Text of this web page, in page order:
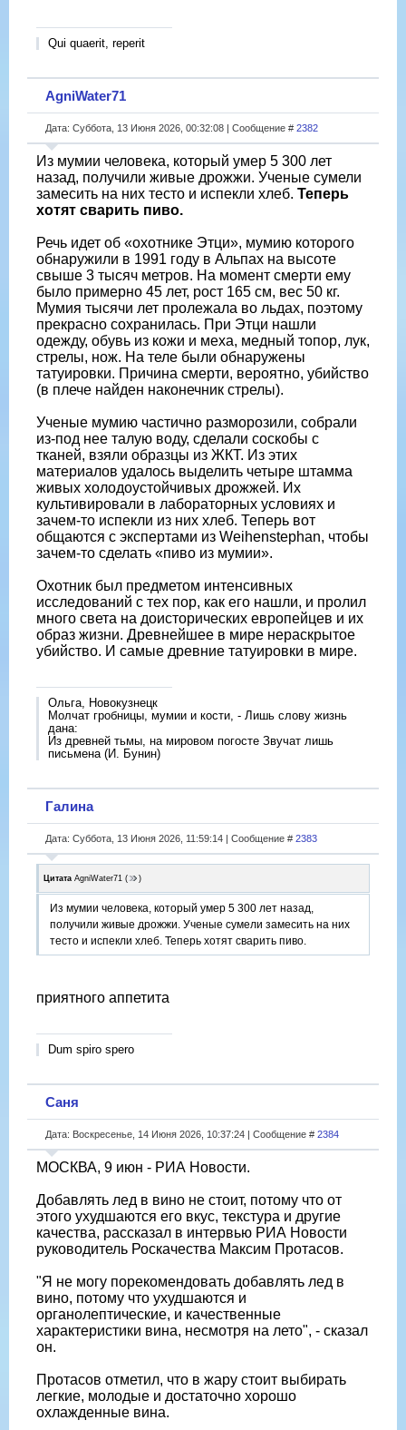
Qui quaerit, reperit
AgniWater71
Дата: Суббота, 13 Июня 2026, 00:32:08 | Сообщение # 2382
Из мумии человека, который умер 5 300 лет
назад, получили живые дрожжи. Ученые сумели
замесить на них тесто и испекли хлеб. Теперь
хотят сварить пиво.
Речь идет об «охотнике Этци», мумию которого
обнаружили в 1991 году в Альпах на высоте
свыше 3 тысяч метров. На момент смерти ему
было примерно 45 лет, рост 165 см, вес 50 кг.
Мумия тысячи лет пролежала во льдах, поэтому
прекрасно сохранилась. При Этци нашли
одежду, обувь из кожи и меха, медный топор, лук,
стрелы, нож. На теле были обнаружены
татуировки. Причина смерти, вероятно, убийство
(в плече найден наконечник стрелы).
Ученые мумию частично разморозили, собрали
из-под нее талую воду, сделали соскобы с
тканей, взяли образцы из ЖКТ. Из этих
материалов удалось выделить четыре штамма
живых холодоустойчивых дрожжей. Их
культивировали в лабораторных условиях и
зачем-то испекли из них хлеб. Теперь вот
общаются с экспертами из Weihenstephan, чтобы
зачем-то сделать «пиво из мумии».
Охотник был предметом интенсивных
исследований с тех пор, как его нашли, и пролил
много света на доисторических европейцев и их
образ жизни. Древнейшее в мире нераскрытое
убийство. И самые древние татуировки в мире.
Ольга, Новокузнецк
Молчат гробницы, мумии и кости, - Лишь слову жизнь
дана:
Из древней тьмы, на мировом погосте Звучат лишь
письмена (И. Бунин)
Галина
Дата: Суббота, 13 Июня 2026, 11:59:14 | Сообщение # 2383
Цитата AgniWater71 ( )
Из мумии человека, который умер 5 300 лет назад,
получили живые дрожжи. Ученые сумели замесить на них
тесто и испекли хлеб. Теперь хотят сварить пиво.
приятного аппетита
Dum spiro spero
Саня
Дата: Воскресенье, 14 Июня 2026, 10:37:24 | Сообщение # 2384
МОСКВА, 9 июн - РИА Новости.
Добавлять лед в вино не стоит, потому что от
этого ухудшаются его вкус, текстура и другие
качества, рассказал в интервью РИА Новости
руководитель Роскачества Максим Протасов.
"Я не могу порекомендовать добавлять лед в
вино, потому что ухудшаются и
органолептические, и качественные
характеристики вина, несмотря на лето", - сказал
он.
Протасов отметил, что в жару стоит выбирать
легкие, молодые и достаточно хорошо
охлажденные вина.